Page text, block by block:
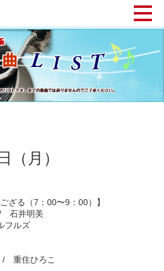
（月）
ざる（7：00〜9：00）】
石井明美
ルズ
重住ひろこ